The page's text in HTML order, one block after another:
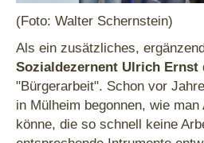
(Foto: Walter Schernstein)
Als ein zusätzliches,
Sozialdezernent Ulrich Ernst
"Bürgerarbeit". Schon vor
in Mülheim begonnen, wie
könne, die so schnell keine